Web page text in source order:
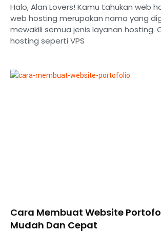
Halo, Alan Lovers! Kamu tahukan web
web hosting merupakan nama yang
mewakili semua jenis layanan hosting.
hosting seperti VPS
Cara Membuat Website
Mudah Dan Cepat